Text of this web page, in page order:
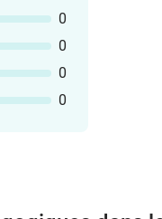
0
0
0
0